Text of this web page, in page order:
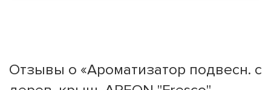
Отзывы о «Ароматизатор подвесн. с